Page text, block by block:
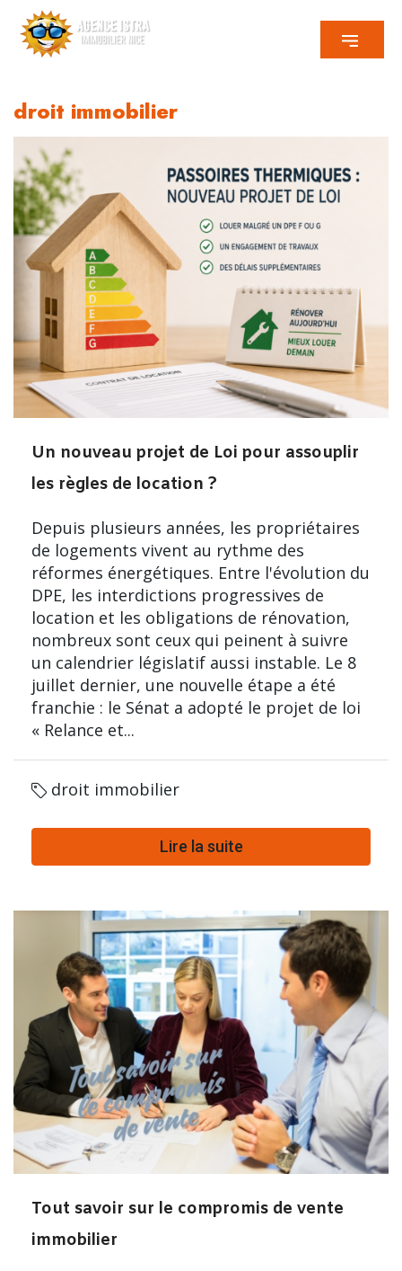
droit immobilier
Un nouveau projet de Loi pour assouplir
les règles de location ?
Depuis plusieurs années, les propriétaires
de logements vivent au rythme des
réformes énergétiques. Entre l'évolution du
DPE, les interdictions progressives de
location et les obligations de rénovation,
nombreux sont ceux qui peinent à suivre
un calendrier législatif aussi instable. Le 8
juillet dernier, une nouvelle étape a été
franchie : le Sénat a adopté le projet de loi
« Relance et...
droit immobilier
Lire la suite
Tout savoir sur le compromis de vente
immobilier